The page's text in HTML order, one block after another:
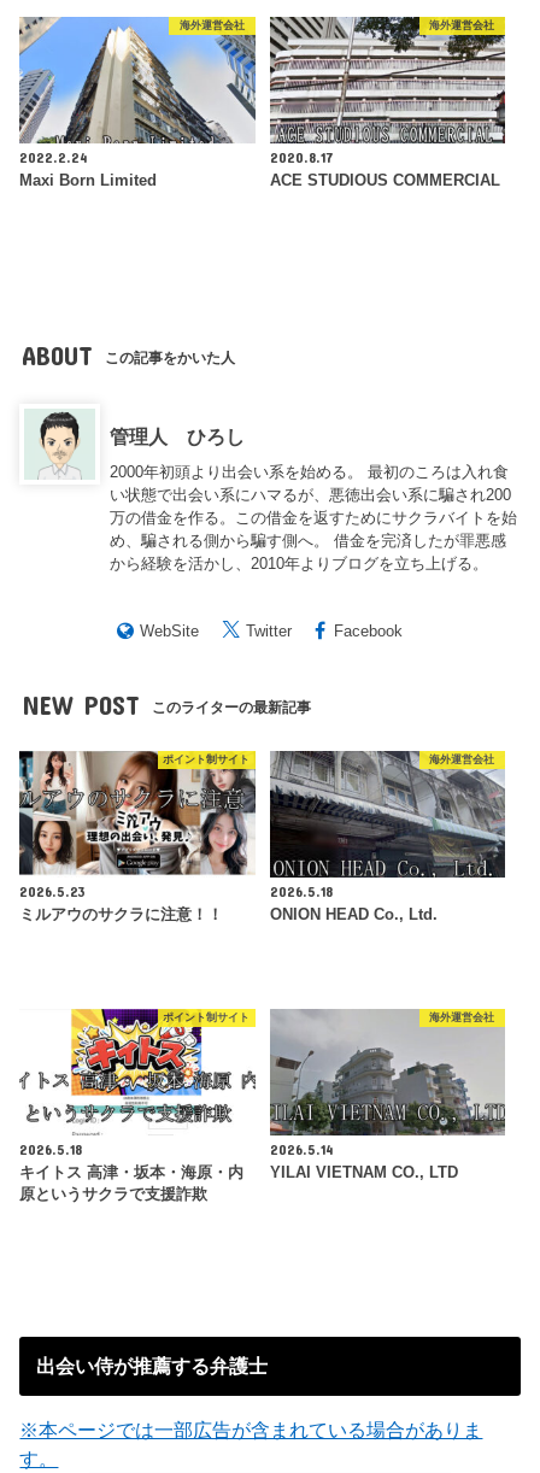
海外運営会社
2022.2.24
Maxi Born Limited
海外運営会社
2020.8.17
ACE STUDIOUS COMMERCIAL
ABOUT この記事をかいた人
管理人 ひろし
2000年初頭より出会い系を始める。 最初のころは入れ食
い状態で出会い系にハマるが、悪徳出会い系に騙され200
万の借金を作る。この借金を返すためにサクラバイトを始
め、騙される側から騙す側へ。 借金を完済したが罪悪感
から経験を活かし、2010年よりブログを立ち上げる。
WebSite Twitter Facebook
NEW POST このライターの最新記事
ポイント制サイト
2026.5.23
ミルアウのサクラに注意！！
海外運営会社
2026.5.18
ONION HEAD Co., Ltd.
ポイント制サイト
2026.5.18
キイトス 高津・坂本・海原・内
原というサクラで支援詐欺
海外運営会社
2026.5.14
YILAI VIETNAM CO., LTD
出会い侍が推薦する弁護士
※本ページでは一部広告が含まれている場合がありま
す。